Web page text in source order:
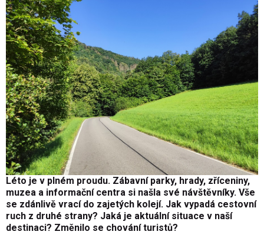
Léto je v plném proudu. Zábavní parky, hrady, zříceniny,
muzea a informační centra si našla své návštěvníky. Vše
se zdánlivě vrací do zajetých kolejí. Jak vypadá cestovní
ruch z druhé strany? Jaká je aktuální situace v naší
destinaci? Změnilo se chování turistů?